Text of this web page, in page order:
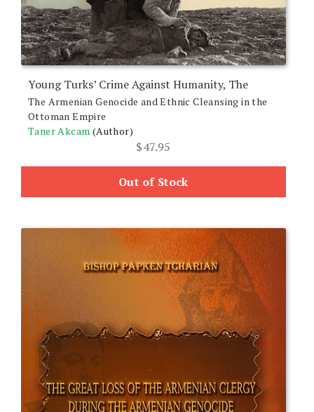
Young Turks’ Crime Against Humanity, The
The Armenian Genocide and Ethnic Cleansing in the
Ottoman Empire
Taner Akcam (Author)
$47.95
Out of Stock